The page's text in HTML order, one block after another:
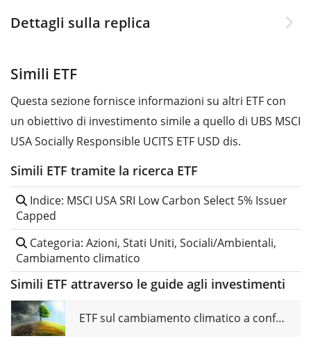
Dettagli sulla replica
Simili ETF
Questa sezione fornisce informazioni su altri ETF con
un obiettivo di investimento simile a quello di UBS MSCI
USA Socially Responsible UCITS ETF USD dis.
Simili ETF tramite la ricerca ETF
Indice: MSCI USA SRI Low Carbon Select 5% Issuer
Capped
Categoria: Azioni, Stati Uniti, Sociali/Ambientali,
Cambiamento climatico
Simili ETF attraverso le guide agli investimenti
ETF sul cambiamento climatico a confronto